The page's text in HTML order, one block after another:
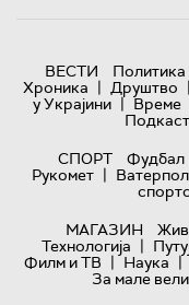
ВЕСТИ Политика
Хроника | Друштво |
у Украјини | Време
Подкаст
СПОРТ
Фудбал
Рукомет |
МАГАЗИН
Технологијa |
Филм и ТВ | Наука |
За мале